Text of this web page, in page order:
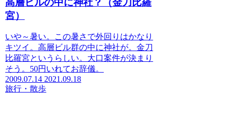
宮）
いや～暑い。この暑さで外回りはかなり
キツイ。高層ビル群の中に神社が。金刀
比羅宮というらしい。大口案件が決まり
そう。50円いれてお辞儀。
2009.07.14 2021.09.18
旅行・散歩